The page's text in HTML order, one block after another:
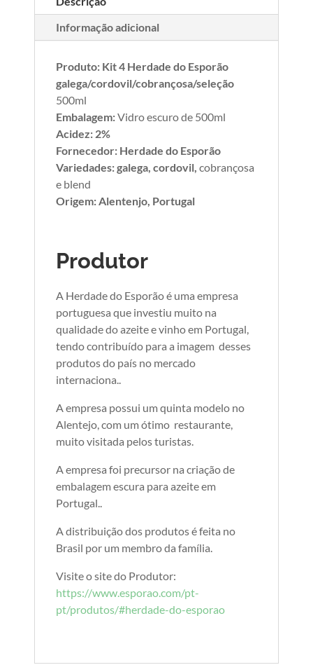
Informação adicional
Produto: Kit 4 Herdade do Esporão
galega/cordovil/cobrançosa/seleção
500ml
Embalagem:Vidro escuro de 500ml
Acidez: 2%
Fornecedor: Herdade do Esporão
Variedades: galega, cordovil, cobrançosa
e blend
Origem: Alentenjo, Portugal
Produtor
A Herdade do Esporão é uma empresa
portuguesa que investiu muito na
qualidade do azeite e vinho em Portugal,
tendo contribuído para a imagem desses
produtos do país no mercado
internaciona..
A empresa possui um quinta modelo no
Alentejo, com um ótimo restaurante,
muito visitada pelos turistas.
A empresa foi precursor na criação de
embalagem escura para azeite em
Portugal..
A distribuição dos produtos é feita no
Brasil por um membro da família.
Visite o site do Produtor:
https://www.esporao.com/pt-
pt/produtos/#herdade-do-esporao